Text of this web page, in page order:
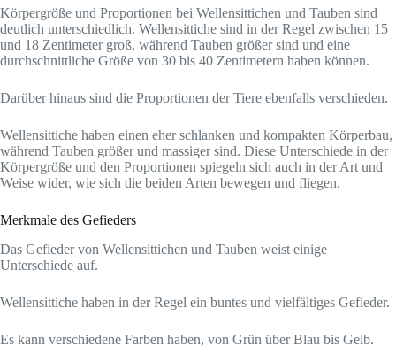
Körpergröße und Proportionen bei Wellensittichen und Tauben sind
deutlich unterschiedlich. Wellensittiche sind in der Regel zwischen 15
und 18 Zentimeter groß, während Tauben größer sind und eine
durchschnittliche Größe von 30 bis 40 Zentimetern haben können.
Darüber hinaus sind die Proportionen der Tiere ebenfalls verschieden.
Wellensittiche haben einen eher schlanken und kompakten Körperbau,
während Tauben größer und massiger sind. Diese Unterschiede in der
Körpergröße und den Proportionen spiegeln sich auch in der Art und
Weise wider, wie sich die beiden Arten bewegen und fliegen.
Merkmale des Gefieders
Das Gefieder von Wellensittichen und Tauben weist einige
Unterschiede auf.
Wellensittiche haben in der Regel ein buntes und vielfältiges Gefieder.
Es kann verschiedene Farben haben, von Grün über Blau bis Gelb.